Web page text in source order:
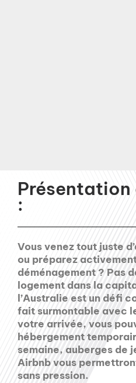
:
Vous venez tout juste
ou préparez
déménagement ? Pas
logement dans la
l’Australie est un défi
fait surmontable avec
votre arrivée, vous
hébergement
semaine, auberges de
Airbnb vous
sans pression.